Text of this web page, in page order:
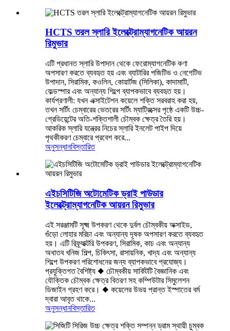
HCTS তরল স্লারি ইলেক্ট্রোম্যাগনেটিক আয়রন
রিমুভার
এটি প্রধানত স্লারি উপাদান থেকে ফেরোম্যাগনেটিক কণা
অপসারণ করতে ব্যবহৃত হয় এবং ব্যাটারির পজিটিভ ও নেগেটিভ
উপাদান, সিরামিক, কওলিন, কোয়ার্টজ (সিলিকা), কাদামাটি,
ফেল্ডস্পার এবং অন্যান্য শিল্পে ব্যাপকভাবে ব্যবহৃত হয়।
কার্যপ্রণালী: যখন এক্সাইটেশন কয়েলে শক্তি সরবরাহ করা হয়,
তখন সর্টিং চেম্বারের ভেতরের সর্টিং ম্যাট্রিক্সের পৃষ্ঠে একটি উচ্চ-
গ্রেডিয়েন্টের অতি-শক্তিশালী চৌম্বক ক্ষেত্র তৈরি হয়।
আকরিক স্লারি যন্ত্রের নিচের স্লারি ইনলেট পাইপ দিয়ে
পৃথকীকরণ চেম্বারে প্রবেশ করে...
অনুসন্ধানবিস্তারিত
এইচসিটিজি অটোমেটিক ড্রাই পাউডার
ইলেক্ট্রোম্যাগনেটিক আয়রন রিমুভার
এই সরঞ্জামটি সূক্ষ্ম উপকরণ থেকে দুর্বল চৌম্বকীয় অক্সাইড,
গুঁড়ো লোহার মরিচা এবং অন্যান্য দূষক অপসারণ করতে ব্যবহৃত
হয়। এটি রিফ্র্যাক্টরি উপকরণ, সিরামিক, কাচ এবং অন্যান্য
অধাতব খনিজ শিল্প, চিকিৎসা, রাসায়নিক, খাদ্য এবং অন্যান্য
শিল্পে উপকরণ পরিশোধনের জন্য ব্যাপকভাবে প্রযোজ্য।
প্রযুক্তিগত বৈশিষ্ট্য ◆ চৌম্বকীয় সার্কিটটি বৈজ্ঞানিক এবং
যৌক্তিক চৌম্বক ক্ষেত্র বিতরণ সহ কম্পিউটার সিমুলেশন
ডিজাইন গ্রহণ করে। ◆ কয়েলের উভয় প্রান্ত ইস্পাতের বর্ম
দ্বারা আবৃত থাকে...
অনুসন্ধানবিস্তারিত